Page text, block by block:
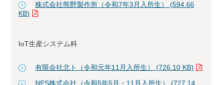
株式会社熊野製作所（令和7年3月入所生） (594.66
KB)
IoT生産システム科
有限会社北ト（令和元年11月入所生） (726.10 KB)
NES株式会社（令和5年5月・11月入所生） (727.14